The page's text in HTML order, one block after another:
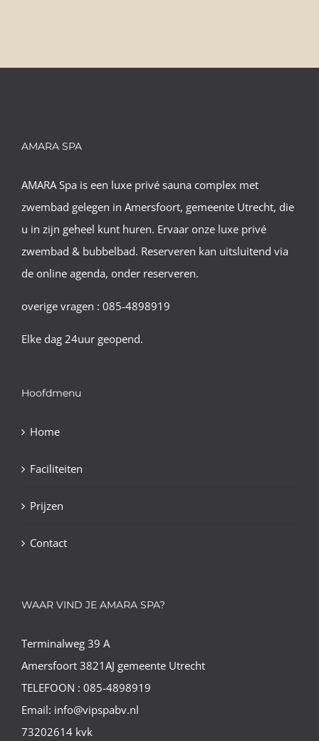
AMARA SPA
AMARA Spa is een luxe privé sauna complex met
zwembad gelegen in Amersfoort, gemeente Utrecht, die
u in zijn geheel kunt huren. Ervaar onze luxe privé
zwembad & bubbelbad. Reserveren kan uitsluitend via
de online agenda, onder reserveren.
overige vragen : 085-4898919
Elke dag 24uur geopend.
Hoofdmenu
Home
Faciliteiten
Prijzen
Contact
WAAR VIND JE AMARA SPA?
Terminalweg 39 A
Amersfoort 3821AJ gemeente Utrecht
TELEFOON : 085-4898919
Email: info@vipspabv.nl
73202614 kvk